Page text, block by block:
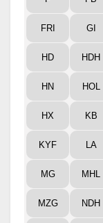
FRI GI
HD HDH
HN HOL
HX KB
KYF LA
MG MHL
MZG NDH